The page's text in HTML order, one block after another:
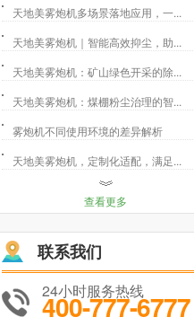
天地美雾炮机多场景落地应用，一...
天地美雾炮机｜智能高效抑尘，助...
天地美雾炮机：矿山绿色开采的除...
天地美雾炮机：煤棚粉尘治理的智...
雾炮机不同使用环境的差异解析
天地美雾炮机，定制化适配，满足...
查看更多
联系我们
24小时服务热线
400-777-6777